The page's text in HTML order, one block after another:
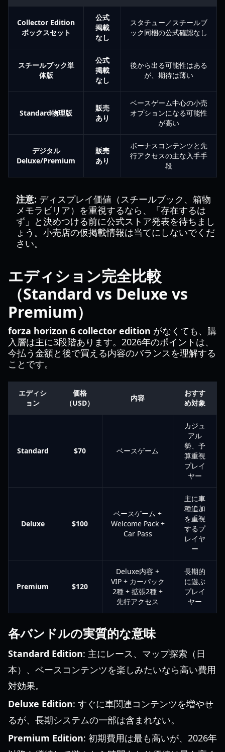
Collector Edition
ボックスセット
公式
掲載
なし
スタチュー／スチールブ
ック同梱の公式確認なし
スチールブック単
体版
公式
掲載
なし
後から出る可能性はある
が、期待は薄い
Standard物理版
販売
あり
ベースゲーム中心の小売
オプションになる可能性
が高い
デジタル
Deluxe/Premium
販売
あり
ボーナスコンテンツと先
行アクセスの主な入手手
段
注意: ディスプレイ価値（スチールブック、箱物
メモラビリア）を重視するなら、「存在するは
ず」と決めつける前に公式ストア発表を待ちまし
ょう。小売店の仮掲載情報は当てにしないでくだ
さい。
エディション完全比較
（Standard vs Deluxe vs
Premium）
forza horizon 6 collector edition がなくても、購
入層は主に3段階あります。2026年のポイントは、
今払う金額と後で買える内容のバランスを理解する
ことです。
エディシ
ョン
価格
（USD）
内容
おすす
め対象
Standard $70 ベースゲーム
カジュ
アル
勢、予
算重視
プレイ
ヤー
Deluxe $100
ベースゲーム +
Welcome Pack +
Car Pass
主に車
種追加
を重視
するプ
レイヤ
ー
Premium $120
Deluxe内容 +
VIP + カーパック
2種 + 拡張2種 +
先行アクセス
長期的
に遊ぶ
プレイ
ヤー
各バンドルの実質的な意味
Standard Edition: 主にレース、マップ探索（日
本）、ベースコンテンツを楽しみたいなら高い費用
対効果。
Deluxe Edition: すぐに車関連コンテンツを増やせ
るが、長期システムの一部は含まれない。
Premium Edition: 初期費用は最も高いが、2026年